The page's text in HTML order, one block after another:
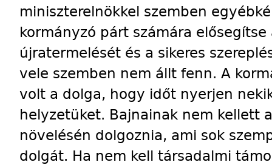
miniszter­elnökkel szemben
kormányzó párt számára
újratermelését és a sikeres
vele szemben nem állt fenn. A
volt a dolga, hogy időt nyerjen
helyzetüket. Bajnainak nem kellett
növelésén dolgoznia, ami sok
dolgát. Ha nem kell társadalmi